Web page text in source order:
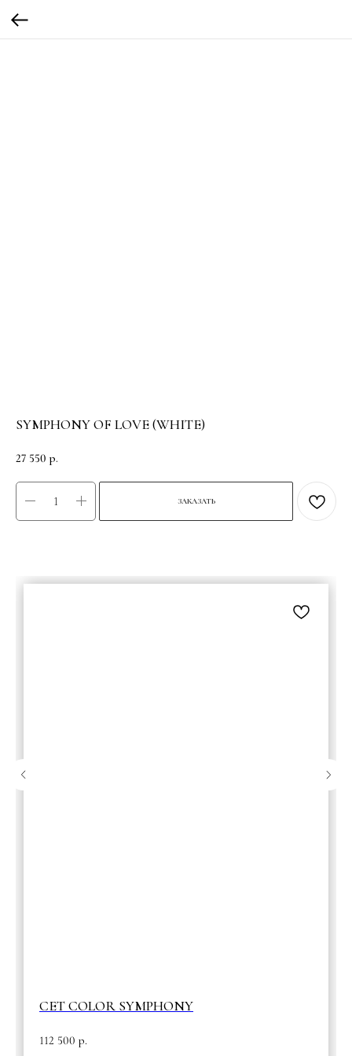
SYMPHONY OF LOVE (WHITE)
27 550 р.
ЗАКАЗАТЬ
СЕТ COLOR SYMPHONY
112 500 р.